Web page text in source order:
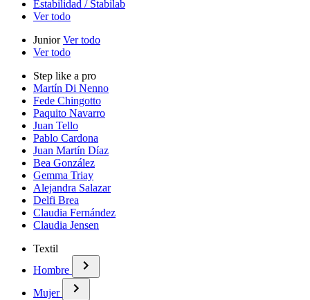
Estabilidad / Stabilab
Ver todo
JuniorVer todo
Ver todo
Step like a pro
Martín Di Nenno
Fede Chingotto
Paquito Navarro
Juan Tello
Pablo Cardona
Juan Martín Díaz
Bea González
Gemma Triay
Alejandra Salazar
Delfi Brea
Claudia Fernández
Claudia Jensen
Textil
Hombre
Mujer